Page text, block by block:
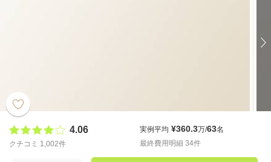
4.06
クチコミ 1,002件
実例平均 ¥360.3万/63名
最終費用明細 34件